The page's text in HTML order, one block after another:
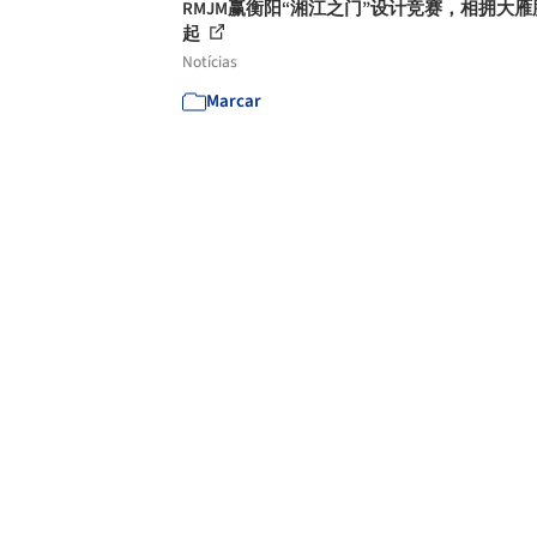
RMJM赢衡阳“湘江之门”设计竞赛，相拥大
起
Notícias
Marcar